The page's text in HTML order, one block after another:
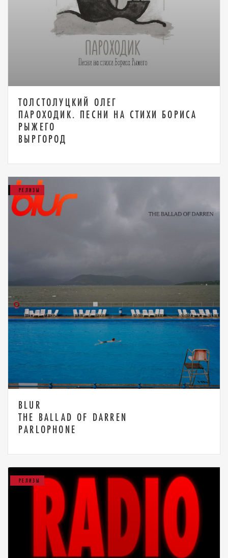
ТОЛСТОЛУЦКИЙ ОЛЕГ
ПАРОХОДИК. ПЕСНИ НА СТИХИ БОРИСА
РЫЖЕГО
ВЫРГОРОД
РЕЛИЗЫ
BLUR
THE BALLAD OF DARREN
PARLOPHONE
РЕЛИЗЫ